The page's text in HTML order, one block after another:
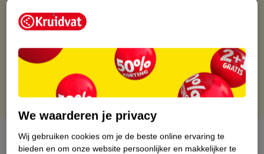
Binnen 1 werkdag verstuurd
Gratis thuisbezorgd
Gratis retourneren via verkooppartner.
Gratis punten met je Kruidvat kaart
Over dit product
We waarderen je privacy
Wij gebruiken cookies om je de beste online ervaring te
bieden en om onze website persoonlijker en makkelijker te